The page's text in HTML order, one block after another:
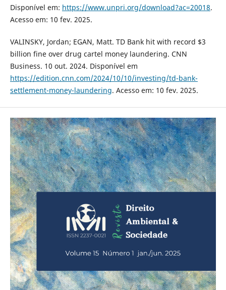
Disponível em: https://www.unpri.org/download?ac=20018.
Acesso em: 10 fev. 2025.
VALINSKY, Jordan; EGAN, Matt. TD Bank hit with record $3
billion fine over drug cartel money laundering. CNN
Business. 10 out. 2024. Disponível em
https://edition.cnn.com/2024/10/10/investing/td-bank-
settlement-money-laundering. Acesso em: 10 fev. 2025.